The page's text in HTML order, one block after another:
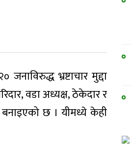
भ्रष्टाचार मुद्दा
वडा अध्यक्ष, ठेकेदार र
बनाइएको छ । यीमध्ये केही